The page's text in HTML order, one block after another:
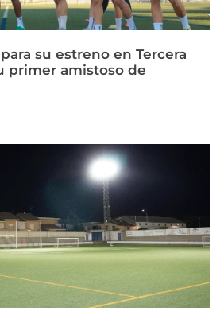
su estreno en Tercera
primer amistoso de